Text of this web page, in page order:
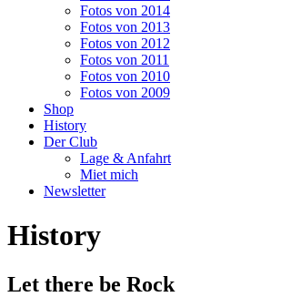
Fotos von 2014
Fotos von 2013
Fotos von 2012
Fotos von 2011
Fotos von 2010
Fotos von 2009
Shop
History
Der Club
Lage & Anfahrt
Miet mich
Newsletter
History
Let there be Rock